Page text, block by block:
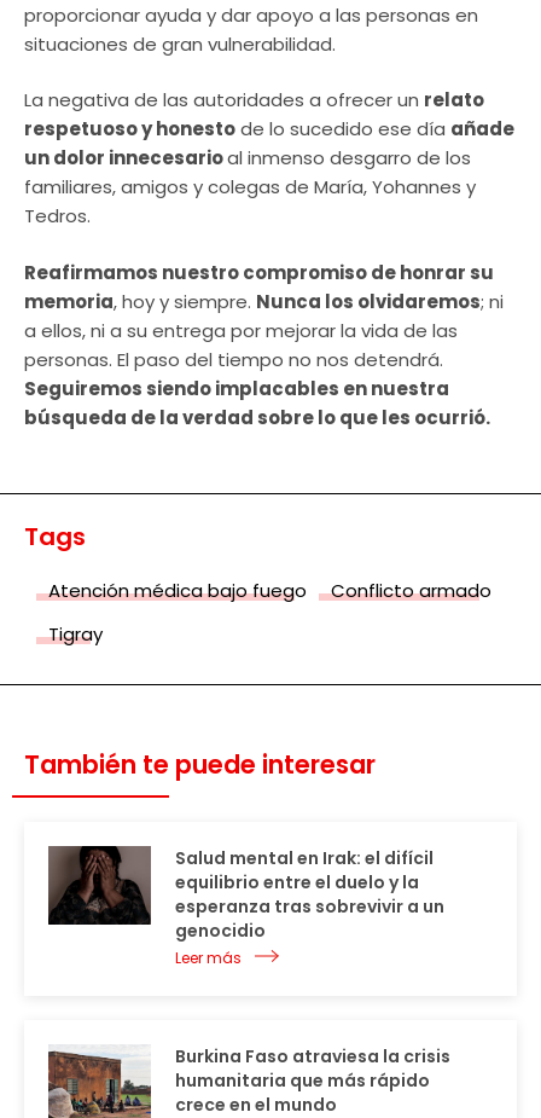
proporcionar ayuda y dar apoyo a las personas en
situaciones de gran vulnerabilidad.
La negativa de las autoridades a ofrecer un relato
respetuoso y honestode lo sucedido ese día añade
un dolor innecesarioal inmenso desgarro de los
familiares, amigos y colegas de María, Yohannes y
Tedros.
Reafirmamos nuestro compromiso de honrar su
memoria, hoy y siempre. Nunca los olvidaremos; ni
a ellos, ni a su entrega por mejorar la vida de las
personas. El paso del tiempo no nos detendrá.
Seguiremos siendo implacables en nuestra
búsqueda de la verdad sobre lo que les ocurrió.
Tags
Atención médica bajo fuego
Conflicto armado
Tigray
También te puede interesar
Salud mental en Irak: el difícil
equilibrio entre el duelo y la
esperanza tras sobrevivir a un
genocidio
Leer más
Burkina Faso atraviesa la crisis
humanitaria que más rápido
crece en el mundo